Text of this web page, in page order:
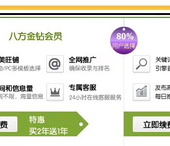
容。
交互终端实现将任意文字内容，转化为语音进行播报
报的文字信息，通过服务评价交互终端直接进行语音播
恢复，减少服务人员工作量。当然，服务评价交互终端
交互终端的屏幕同步功能
交互终端可以实时将工作电脑的屏幕状态同步显示在
区域，双击截屏；第2~4中是实时同步，但焦点不同，
原因需要查询详细付费清单，窗口工作人员完全可以